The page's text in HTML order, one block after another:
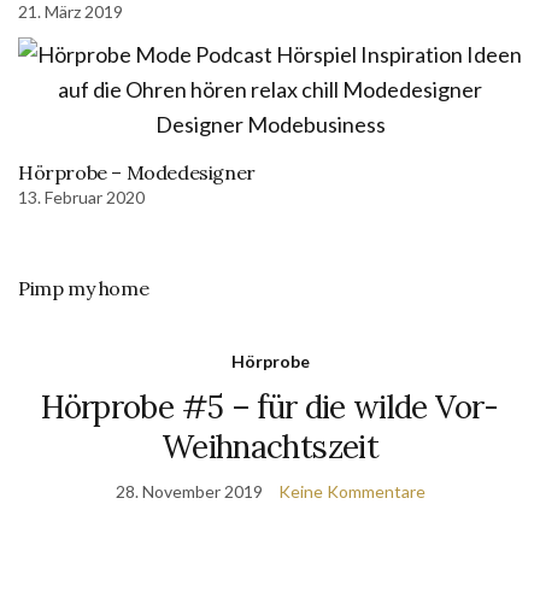
21. März 2019
Hörprobe – Modedesigner
13. Februar 2020
Pimp my home
Hörprobe
Hörprobe #5 – für die wilde Vor-
Weihnachtszeit
28. November 2019 Keine Kommentare